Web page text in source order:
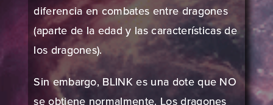
diferencia en combates entre dragones
(aparte de la edad y las características de
los dragones).
Sin embargo, BLINK es una dote que NO
se obtiene normalmente. Los dragones